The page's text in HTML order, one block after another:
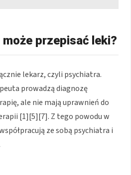
przepisać leki?
lekarz, czyli psychiatra.
prowadzą diagnozę
ale nie mają uprawnień do
[1][5][7]. Z tego powodu w
ze sobą psychiatra i